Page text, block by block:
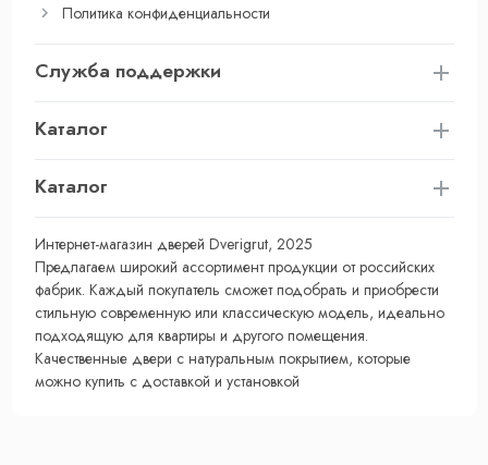
Политика конфиденциальности
Служба поддержки
Каталог
Каталог
Интернет-магазин дверей Dverigrut, 2025
Предлагаем широкий ассортимент продукции от российских
фабрик. Каждый покупатель сможет подобрать и приобрести
стильную современную или классическую модель, идеально
подходящую для квартиры и другого помещения.
Качественные двери с натуральным покрытием, которые
можно купить с доставкой и установкой